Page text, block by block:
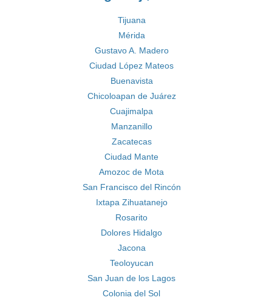
Tijuana
Mérida
Gustavo A. Madero
Ciudad López Mateos
Buenavista
Chicoloapan de Juárez
Cuajimalpa
Manzanillo
Zacatecas
Ciudad Mante
Amozoc de Mota
San Francisco del Rincón
Ixtapa Zihuatanejo
Rosarito
Dolores Hidalgo
Jacona
Teoloyucan
San Juan de los Lagos
Colonia del Sol